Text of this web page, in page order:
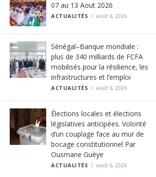
07 au 13 Aout 2026
ACTUALITÉS août 6, 2026
Sénégal–Banque mondiale :
plus de 340 milliards de FCFA
mobilisés pour la résilience, les
infrastructures et l’emploi
ACTUALITÉS août 6, 2026
Élections locales et élections
législatives anticipées. Volonté
d’un couplage face au mur de
bocage constitutionnel Par
Ousmane Guèye
ACTUALITÉS août 6, 2026